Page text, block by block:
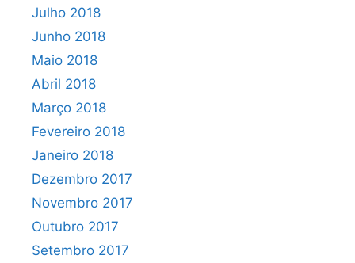
Julho 2018
Junho 2018
Maio 2018
Abril 2018
Março 2018
Fevereiro 2018
Janeiro 2018
Dezembro 2017
Novembro 2017
Outubro 2017
Setembro 2017